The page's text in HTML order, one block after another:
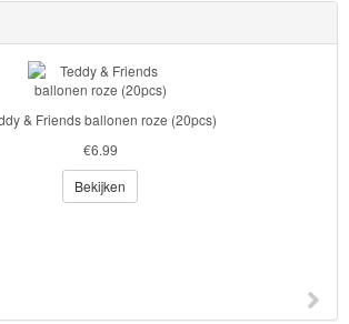
Skylanders Figuurkaarsje
€3.99
Bekijken